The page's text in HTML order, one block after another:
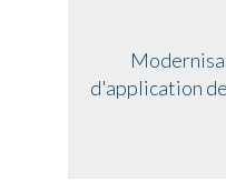
d'application